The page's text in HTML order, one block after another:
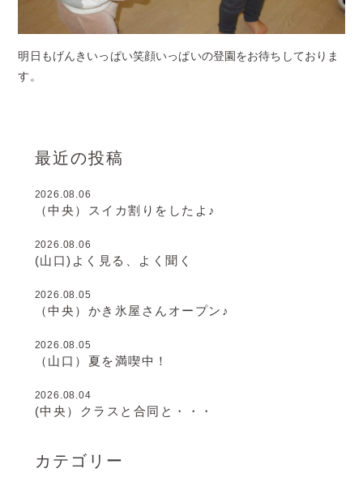
明日もげんきいっぱい笑顔いっぱいの登園をお待ちしておりま
す。
最近の投稿
2026.08.06
（中央）スイカ割りをしたよ♪
2026.08.06
(山口)よく見る、よく聞く
2026.08.05
（中央）かき氷屋さんオープン♪
2026.08.05
（山口）夏を満喫中！
2026.08.04
(中央）クラスと合同と・・・
カテゴリー